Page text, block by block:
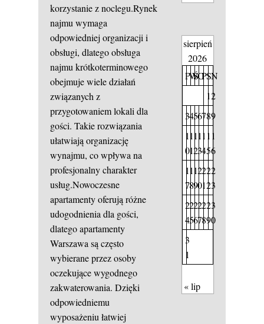
korzystanie z noclegu.Rynek
najmu wymaga
odpowiedniej organizacji i
obsługi, dlatego obsługa
najmu krótkoterminowego
obejmuje wiele działań
związanych z
przygotowaniem lokali dla
gości. Takie rozwiązania
ułatwiają organizację
wynajmu, co wpływa na
profesjonalny charakter
usług.Nowoczesne
apartamenty oferują różne
udogodnienia dla gości,
dlatego apartamenty
Warszawa są często
wybierane przez osoby
oczekujące wygodnego
zakwaterowania. Dzięki
odpowiedniemu
wyposażeniu łatwiej
sierpień
2026
PW
ŚCPSN
12
3456789
1
0
1
1
1
2
1
3
1
4
1
5
1
6
1
7
1
8
1
9
2
0
2
1
2
2
2
3
2
4
2
5
2
6
2
7
2
8
2
9
3
0
3
1
« lip